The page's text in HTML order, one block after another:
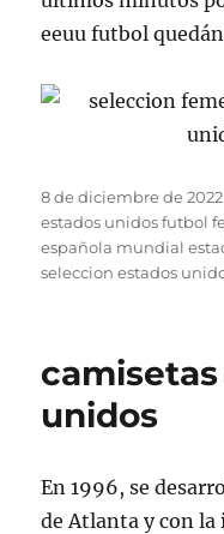
eeuu futbol
Publicado
el
8 de diciembre de 2022
estados unidos futbol
española mundial
seleccion estados
unidos
En 1996, se
de Atlanta y con la